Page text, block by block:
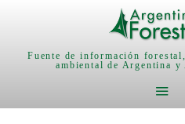
Fuente de información
ambiental de Argentina y